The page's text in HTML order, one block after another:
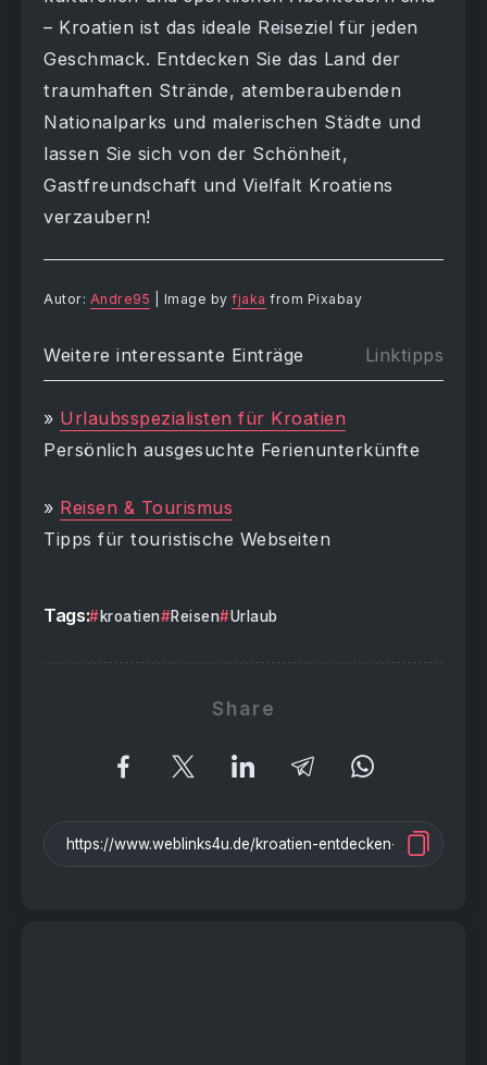
– Kroatien ist das ideale Reiseziel für jeden
Geschmack. Entdecken Sie das Land der
traumhaften Strände, atemberaubenden
Nationalparks und malerischen Städte und
lassen Sie sich von der Schönheit,
Gastfreundschaft und Vielfalt Kroatiens
verzaubern!
Autor: Andre95 | Image by fjaka from Pixabay
Weitere interessante Einträge Linktipps
» Urlaubsspezialisten für Kroatien
Persönlich ausgesuchte Ferienunterkünfte
» Reisen & Tourismus
Tipps für touristische Webseiten
Tags: kroatien Reisen Urlaub
Share